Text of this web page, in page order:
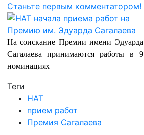
Станьте первым комментатором!
На соискание Премии имени Эдуарда
Сагалаева принимаются работы в 9
номинациях
Теги
НАТ
прием работ
Премия Сагалаева